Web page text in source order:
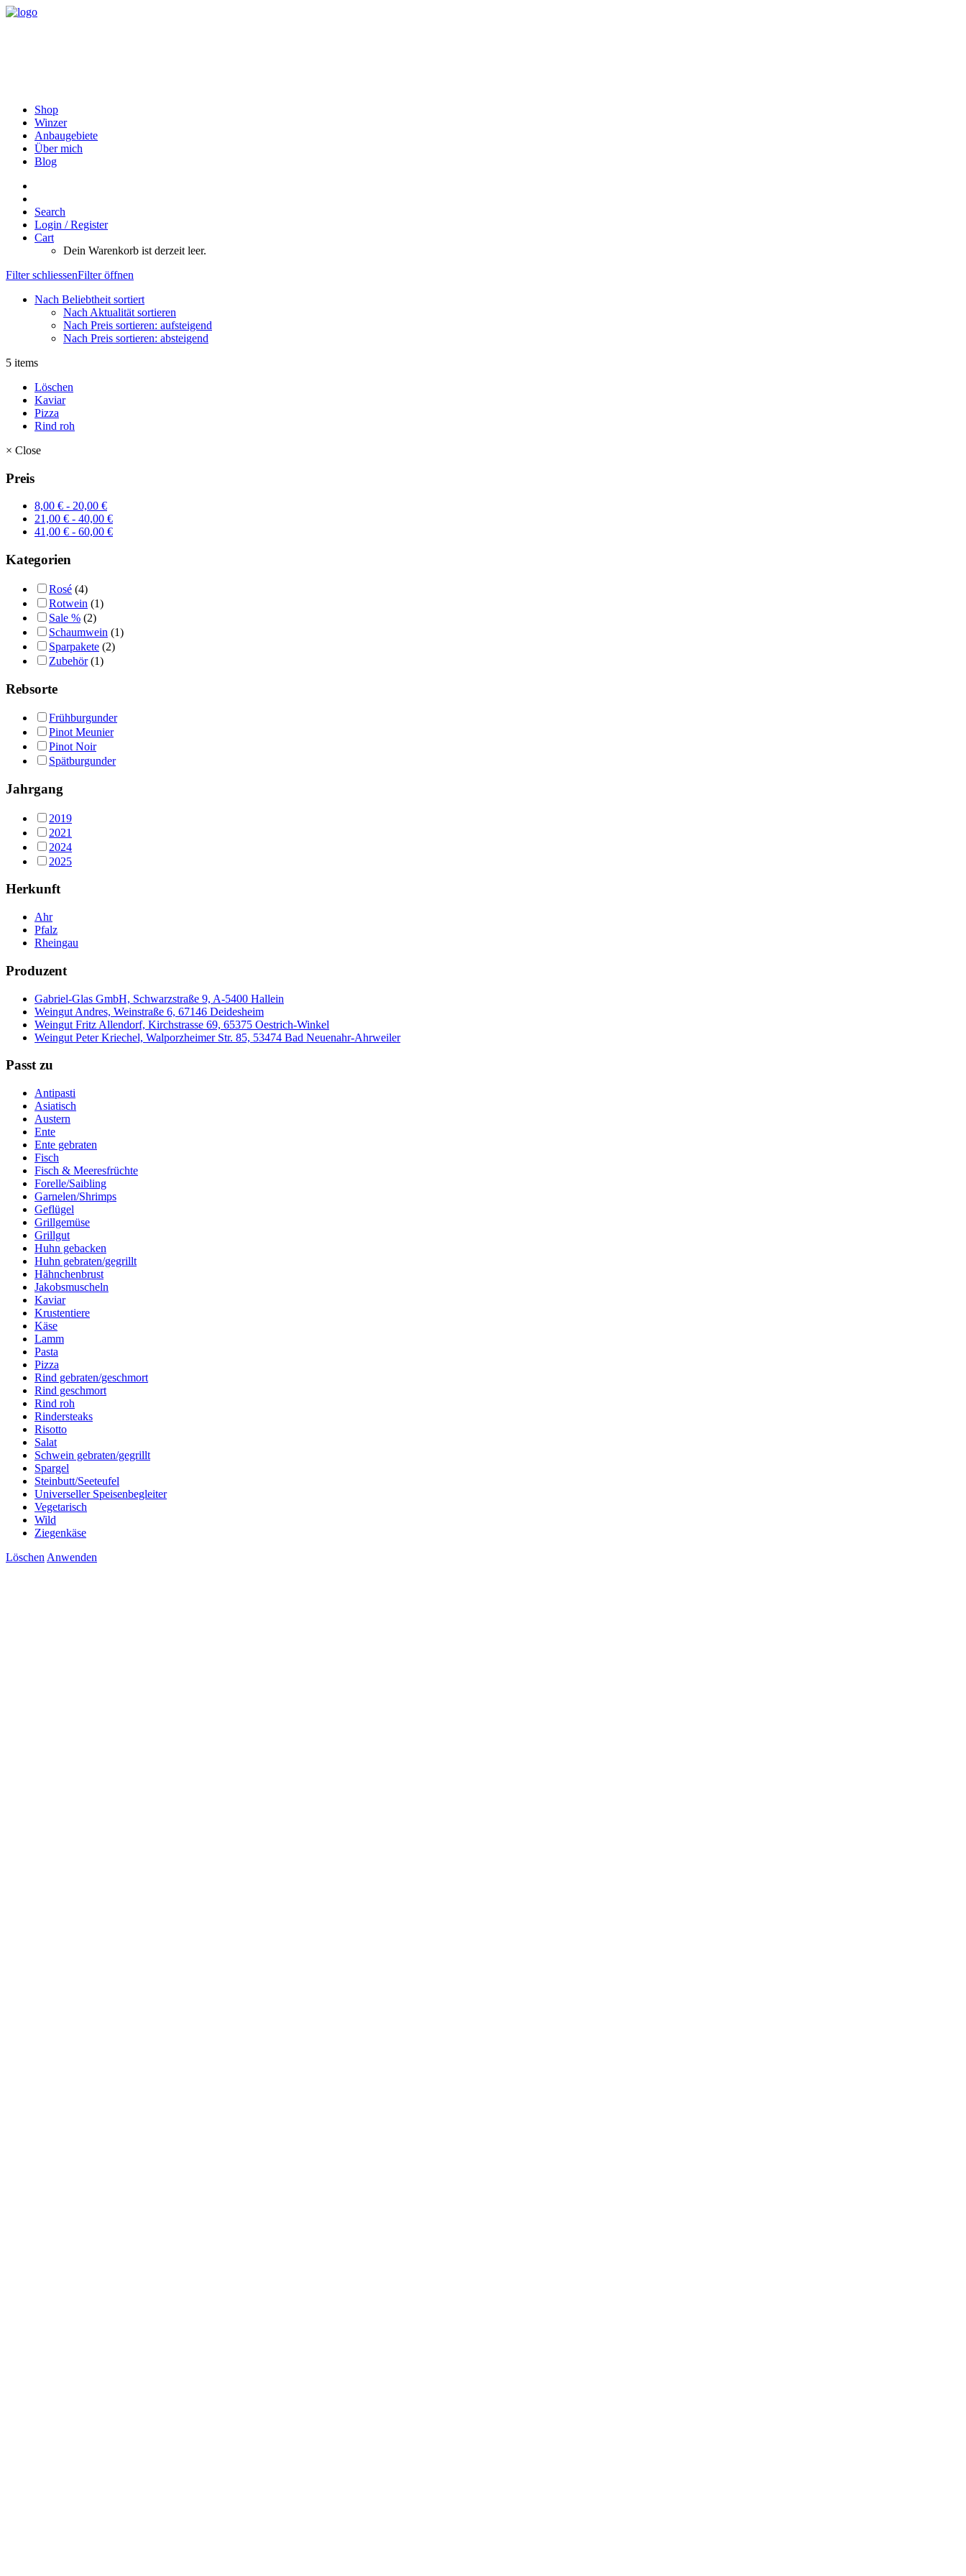
Shop
Winzer
Anbaugebiete
Über mich
Blog
Search
Login / Register
Cart
Dein Warenkorb ist derzeit leer.
Filter schliessenFilter öffnen
Nach Beliebtheit sortiert
Nach Aktualität sortieren
Nach Preis sortieren: aufsteigend
Nach Preis sortieren: absteigend
5 items
Löschen
Kaviar
Pizza
Rind roh
× Close
Preis
8,00 € - 20,00 €
21,00 € - 40,00 €
41,00 € - 60,00 €
Kategorien
Rosé (4)
Rotwein (1)
Sale % (2)
Schaumwein (1)
Sparpakete (2)
Zubehör (1)
Rebsorte
Frühburgunder
Pinot Meunier
Pinot Noir
Spätburgunder
Jahrgang
2019
2021
2024
2025
Herkunft
Ahr
Pfalz
Rheingau
Produzent
Gabriel-Glas GmbH, Schwarzstraße 9, A-5400 Hallein
Weingut Andres, Weinstraße 6, 67146 Deidesheim
Weingut Fritz Allendorf, Kirchstrasse 69, 65375 Oestrich-Winkel
Weingut Peter Kriechel, Walporzheimer Str. 85, 53474 Bad Neuenahr-Ahrweiler
Passt zu
Antipasti
Asiatisch
Austern
Ente
Ente gebraten
Fisch
Fisch & Meeresfrüchte
Forelle/Saibling
Garnelen/Shrimps
Geflügel
Grillgemüse
Grillgut
Huhn gebacken
Huhn gebraten/gegrillt
Hähnchenbrust
Jakobsmuscheln
Kaviar
Krustentiere
Käse
Lamm
Pasta
Pizza
Rind gebraten/geschmort
Rind geschmort
Rind roh
Rindersteaks
Risotto
Salat
Schwein gebraten/gegrillt
Spargel
Steinbutt/Seeteufel
Universeller Speisenbegleiter
Vegetarisch
Wild
Ziegenkäse
Löschen Anwenden